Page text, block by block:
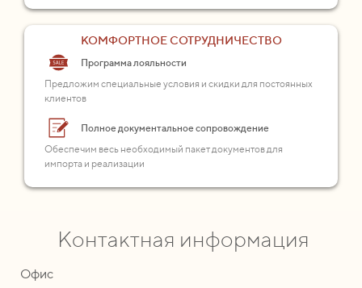
КОМФОРТНОЕ СОТРУДНИЧЕСТВО
Программа лояльности
Предложим специальные условия и скидки для постоянных
клиентов
Полное документальное сопровождение
Обеспечим весь необходимый пакет документов для
импорта и реализации
Контактная информация
Офис